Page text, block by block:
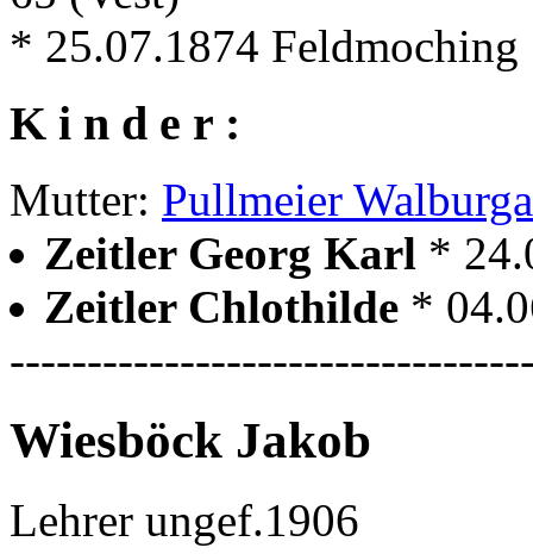
* 25.07.1874 Feldmoching
K i n d e r :
Mutter: Pullmeier Walburga
Zeitler Georg Karl *
Zeitler Chlothilde *
Wiesböck Jakob
Lehrer ungef.1906